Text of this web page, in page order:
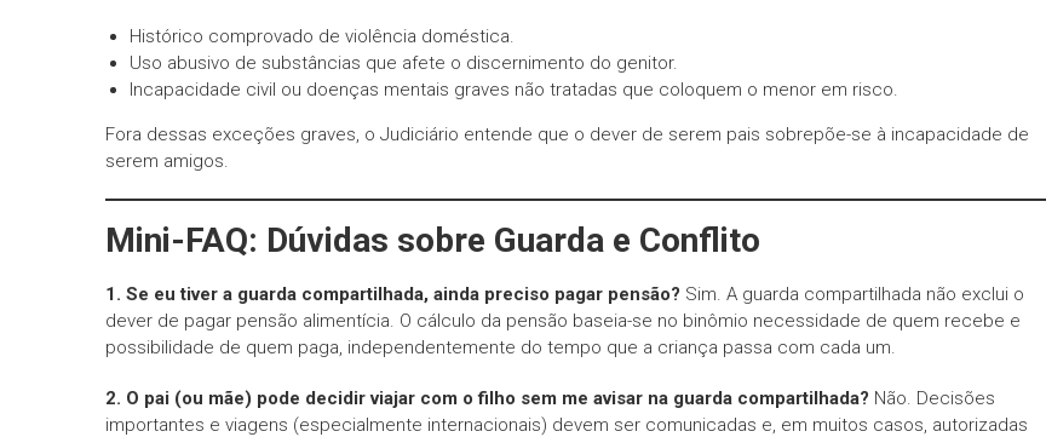
Histórico comprovado de violência doméstica.
Uso abusivo de substâncias que afete o discernimento do genitor.
Incapacidade civil ou doenças mentais graves não tratadas que coloquem o menor em risco.
Fora dessas exceções graves, o Judiciário entende que o dever de serem pais sobrepõe-se à incapacidade de
serem amigos.
Mini-FAQ: Dúvidas sobre Guarda e Conflito
1. Se eu tiver a guarda compartilhada, ainda preciso pagar pensão? Sim. A guarda compartilhada não exclui o
dever de pagar pensão alimentícia. O cálculo da pensão baseia-se no binômio necessidade de quem recebe e
possibilidade de quem paga, independentemente do tempo que a criança passa com cada um.
2. O pai (ou mãe) pode decidir viajar com o filho sem me avisar na guarda compartilhada? Não. Decisões
importantes e viagens (especialmente internacionais) devem ser comunicadas e, em muitos casos, autorizadas